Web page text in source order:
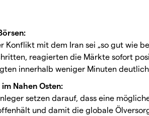
mit dem Iran sei „so gut wie
reagierten die Märkte sofort
innerhalb weniger Minuten
Nahen Osten:
setzen darauf, dass eine
und damit die globale